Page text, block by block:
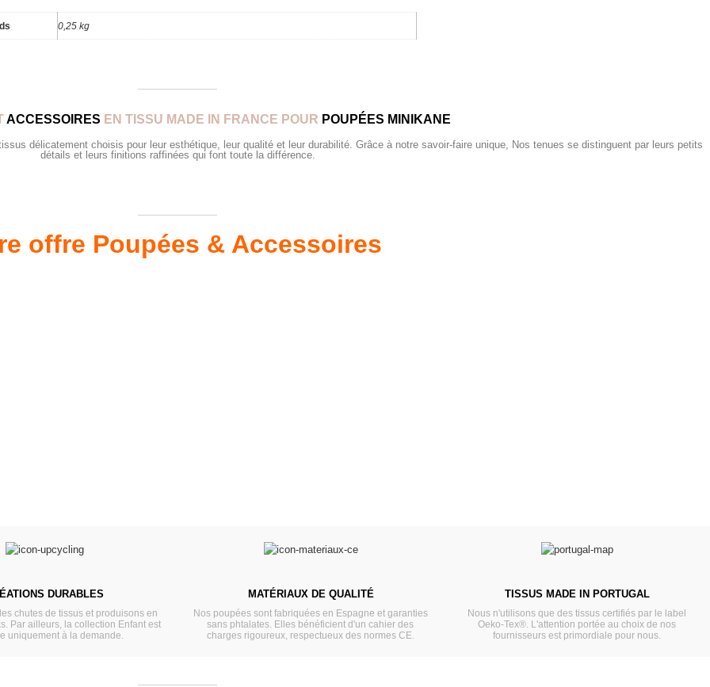
0,25 kg
ACCESSOIRES EN TISSU MADE IN FRANCE POUR POUPÉES MINIKANE
délicatement choisis pour leur esthétique, leur qualité et leur durabilité. Grâce à notre savoir-faire unique, Nos tenues se distinguent par leurs petits
détails et leurs finitions raffinées qui font toute la différence.
offre Poupées & Accessoires
DURABLES
chutes de tissus et produisons en
Par ailleurs, la collection Enfant est
uniquement à la demande.
MATÉRIAUX DE QUALITÉ
Nos poupées sont fabriquées en Espagne et garanties
sans phtalates. Elles bénéficient d'un cahier des
charges rigoureux, respectueux des normes CE.
TISSUS MADE IN PORTUGAL
Nous n'utilisons que des tissus certifiés par le label
Oeko-Tex®. L'attention portée au choix de nos
fournisseurs est primordiale pour nous.